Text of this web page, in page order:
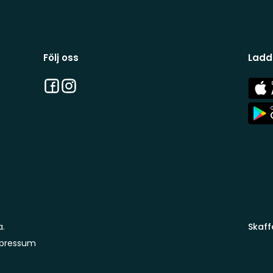
Följ oss
Facebook
Instagram
App
Store
App
Store